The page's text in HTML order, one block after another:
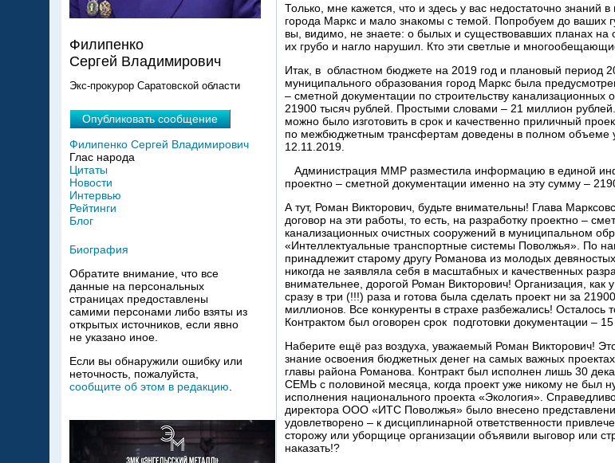
Только, мне кажется, что и здесь у вас недостаточно знаний
города Маркс и мало знакомы с темой. Попробуем до ваших
вы, видимо, не знаете: о былых и существовавших планах на
их грубо и нагло нарушил. Кто эти светлые и
Итак, в областном бюджете на 2019 год и плановый период
муниципального образования город Маркс была
– сметной документации по строительству канализационных
21900 тысяч рублей. Простыми словами – 21 миллион
можно было изготовить в срок и качественно приличный
по межбюджетным трансфертам доведены в полном объеме
12.11.2019.
Администрация ММР разместила информацию в единой
проектно – сметной документации именно на эту сумму –
А тут, Роман Викторович, будьте внимательны! Глава
договор на эти работы, то есть, на разработку проектно –
канализационных очистных сооружений в муниципальном
«Интеллектуальные транспортные системы Поволжья». По
принадлежит старому другу Романова из молодых
никогда не заявляла себя в масштабных и качественных
внимательнее, дорогой Роман Викторович! Организация, как
сразу в три (!!!) раза и готова была сделать проект ни за
миллионов. Все конкуренты в страхе разбежались!
Контрактом был оговорен срок подготовки документации –
Наберите ещё раз воздуха, уважаемый Роман Викторович!
знание освоения бюджетных денег на самых важных
главы района Романова. Контракт был исполнен лишь 30
СЕМЬ с половиной месяца, когда проект уже никому не был
исполнения национального проекта «Экология».
директора ООО «ИТС Поволжья» было внесено
удовлетворено – к дисциплинарной ответственности
сторожу или уборщице организации объявили выговор или
наказать!?
Филипенко
Сергей Владимирович
Экс-прокурор Саратовской области
Опубликовать сообщение
Филипенко Сергей Владимирович
Глас народа
Цитаты
Новости
Интервью
Рейтинги
Блог
Биография
Обратите внимание, что все
данные на персональных
страницах предоставлены
самими персонами либо взяты из
открытых источников, если явно
не указано иное.
Если вы обнаружили ошибку или
неточность, пожалуйста,
сообщите об этом в редакцию